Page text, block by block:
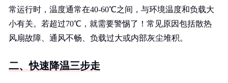
常运行时，温度通常在40-60℃之间，与环境温度和负载大
小有关。若超过70℃，就需要警惕了！常见原因包括散热
风扇故障、通风不畅、负载过大或内部灰尘堆积。
二、快速降温三步走